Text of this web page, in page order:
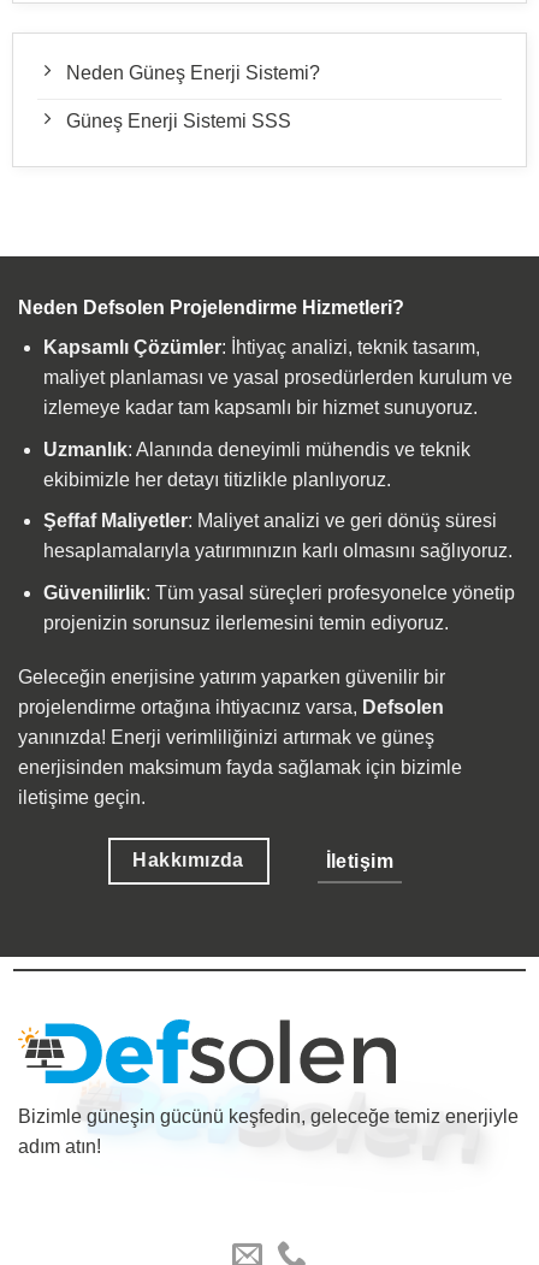
Neden Güneş Enerji Sistemi?
Güneş Enerji Sistemi SSS
Neden Defsolen Projelendirme Hizmetleri?
Kapsamlı Çözümler: İhtiyaç analizi, teknik tasarım,
maliyet planlaması ve yasal prosedürlerden kurulum ve
izlemeye kadar tam kapsamlı bir hizmet sunuyoruz.
Uzmanlık: Alanında deneyimli mühendis ve teknik
ekibimizle her detayı titizlikle planlıyoruz.
Şeffaf Maliyetler: Maliyet analizi ve geri dönüş süresi
hesaplamalarıyla yatırımınızın karlı olmasını sağlıyoruz.
Güvenilirlik: Tüm yasal süreçleri profesyonelce yönetip
projenizin sorunsuz ilerlemesini temin ediyoruz.
Geleceğin enerjisine yatırım yaparken güvenilir bir
projelendirme ortağına ihtiyacınız varsa, Defsolen
yanınızda! Enerji verimliliğinizi artırmak ve güneş
enerjisinden maksimum fayda sağlamak için bizimle
iletişime geçin.
Hakkımızda İletişim
Bizimle güneşin gücünü keşfedin, geleceğe temiz enerjiyle
adım atın!